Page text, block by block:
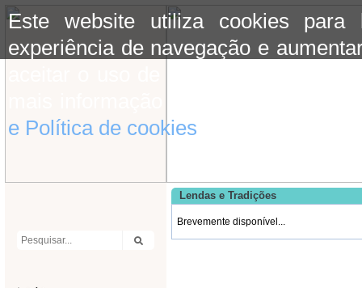
Este website utiliza cookies para
experiência de navegação e
e Política de cookies
Lendas e Tradições
Brevemente disponível...